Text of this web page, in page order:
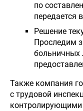
по
передается
Решение
Проследим
больничных
Также компания
с трудовой
контролирующими